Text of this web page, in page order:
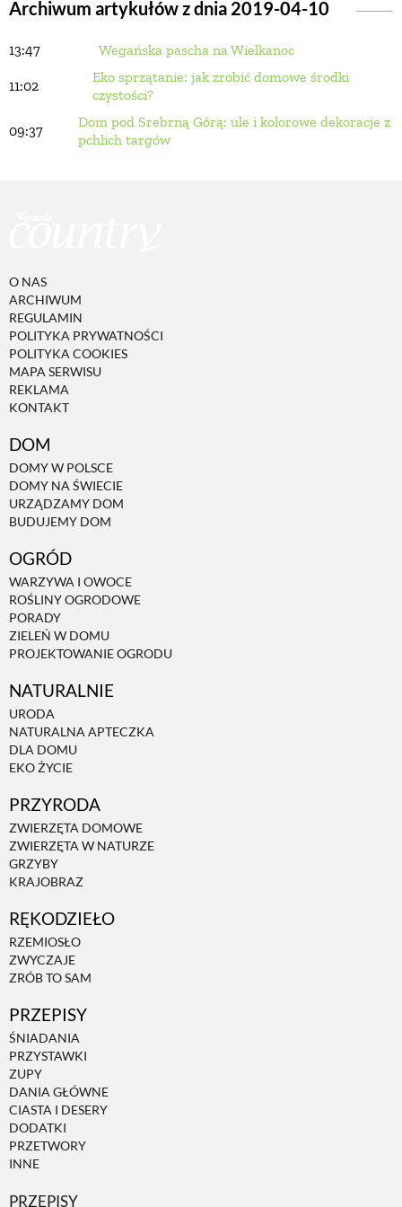
Archiwum artykułów z dnia 2019-04-10
13:47 Wegańska pascha na Wielkanoc
11:02
Eko sprzątanie: jak zrobić domowe środki
czystości?
09:37
Dom pod Srebrną Górą: ule i kolorowe dekoracje z
pchlich targów
O NAS
ARCHIWUM
REGULAMIN
POLITYKA PRYWATNOŚCI
POLITYKA COOKIES
MAPA SERWISU
REKLAMA
KONTAKT
DOM
DOMY W POLSCE
DOMY NA ŚWIECIE
URZĄDZAMY DOM
BUDUJEMY DOM
OGRÓD
WARZYWA I OWOCE
ROŚLINY OGRODOWE
PORADY
ZIELEŃ W DOMU
PROJEKTOWANIE OGRODU
NATURALNIE
URODA
NATURALNA APTECZKA
DLA DOMU
EKO ŻYCIE
PRZYRODA
ZWIERZĘTA DOMOWE
ZWIERZĘTA W NATURZE
GRZYBY
KRAJOBRAZ
RĘKODZIEŁO
RZEMIOSŁO
ZWYCZAJE
ZRÓB TO SAM
PRZEPISY
ŚNIADANIA
PRZYSTAWKI
ZUPY
DANIA GŁÓWNE
CIASTA I DESERY
DODATKI
PRZETWORY
INNE
PRZEPISY
BUDUJEMY DOM
ZIELEŃ W DOMU
ZWIERZĘTA W NATURZE